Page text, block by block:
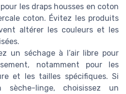
les draps housses en coton
coton. Évitez les produits
altérer les couleurs et les
un séchage à l’air libre pour
notamment pour les
et les tailles spécifiques. Si
linge, choisissez un